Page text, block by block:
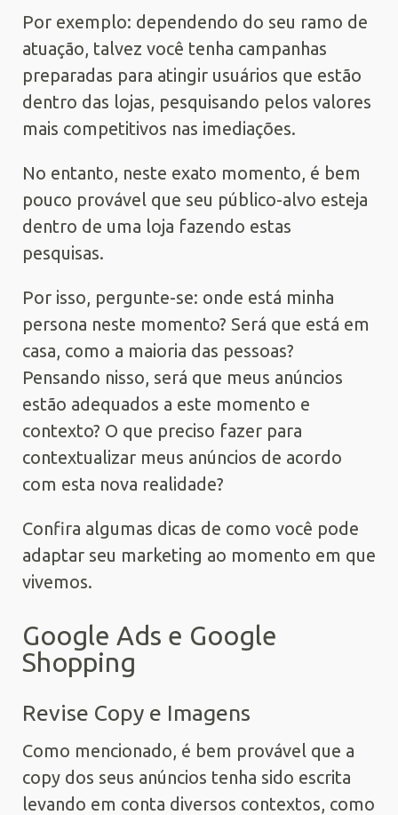
Por exemplo: dependendo do seu ramo de
atuação, talvez você tenha campanhas
preparadas para atingir usuários que estão
dentro das lojas, pesquisando pelos valores
mais competitivos nas imediações.
No entanto, neste exato momento, é bem
pouco provável que seu público-alvo esteja
dentro de uma loja fazendo estas
pesquisas.
Por isso, pergunte-se: onde está minha
persona neste momento? Será que está em
casa, como a maioria das pessoas?
Pensando nisso, será que meus anúncios
estão adequados a este momento e
contexto? O que preciso fazer para
contextualizar meus anúncios de acordo
com esta nova realidade?
Confira algumas dicas de como você pode
adaptar seu marketing ao momento em que
vivemos.
Google Ads e Google
Shopping
Revise Copy e Imagens
Como mencionado, é bem provável que a
copy dos seus anúncios tenha sido escrita
levando em conta diversos contextos, como